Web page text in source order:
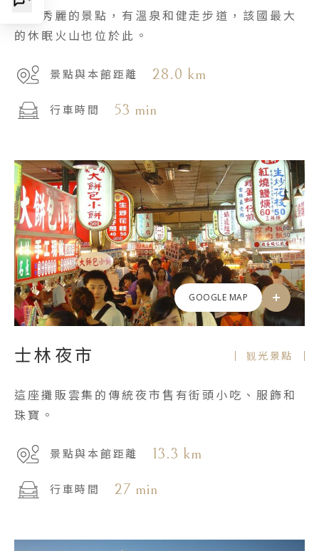
風景秀麗的景點，有溫泉和健走步道，該國最大
的休眠火山也位於此。
景點與本館距離 28.0 km
行車時間 53 min
GOOGLE MAP
士林夜市 観光景點
這座攤販雲集的傳統夜市售有街頭小吃、服飾和
珠寶。
景點與本館距離 13.3 km
行車時間 27 min